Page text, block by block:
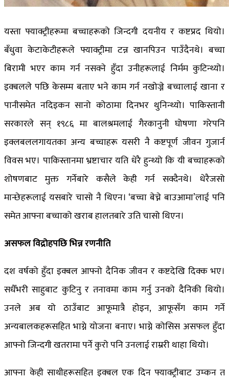
यस्ता फ्याक्ट्रीहरूमा बच्चाहरूको जिन्दगी दयनीय र कष्टप्रद थियो।
बँधुवा केटाकेटीहरूले फ्याक्ट्रीमा टन्न खानपिउन पाउँदैनथे। बच्चा
बिरामी भएर काम गर्न नसक्ने हुँदा उनीहरूलाई निर्मम कुटिन्थ्यो।
इक्बलले पछि केसम्म बताए भने काम गर्न नखोज्ने बच्चालाई खाना र
पानीसमेत नदिइकन सानो कोठामा दिनभर थुनिन्थ्यो। पाकिस्तानी
सरकारले सन् १९८६ मा बालश्रमलाई गैरकानुनी घोषणा गरेपनि
इक्लबललगायतका अन्य बच्चाहरू यसरी नै कष्टपूर्ण जीवन गुजार्न
विवस भए। पाकिस्तानमा भ्रष्टाचार यति धेरै हुन्थ्यो कि यी बच्चाहरूको
शोषणबाट मुक्त गर्नेबारे कसैले केही गर्न सक्दैनथे। धेरैजसो
मान्छेहरूलाई यसबारे चासो नै थिएन। ‘बच्चा बेच्ने बाउआमा’लाई पनि
समेत आफ्ना बच्चाको खराब हालतबारे उति चासो थिएन।
असफल विद्रोहपछि भिन्न रणनीति
दश वर्षको हुँदा इक्बल आफ्नो दैनिक जीवन र कष्टदेखि दिक्क भए।
सधैँभरी साहुबाट कुटिनु र तनावमा काम गर्नु उनको दैनिकी थियो।
उनले अब यो ठाउँबाट आफूमात्रै होइन, आफूसँग काम गर्ने
अन्यबालकहरूसहित भाग्ने योजना बनाए। भाग्ने कोसिस असफल हुँदा
आफ्नो जिन्दगी खतरामा पर्ने कुरो पनि उनलाई राम्ररी थाहा थियो।
आफ्ना केही साथीहरूसहित इक्बल एक दिन फ्याक्ट्रीबाट उम्कन त